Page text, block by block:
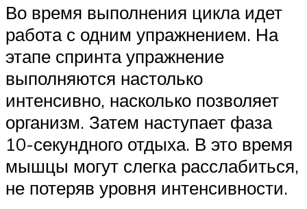
Во время выполнения цикла идет
работа с одним упражнением. На
этапе спринта упражнение
выполняются настолько
интенсивно, насколько позволяет
организм. Затем наступает фаза
10-секундного отдыха. В это время
мышцы могут слегка расслабиться,
не потеряв уровня интенсивности.